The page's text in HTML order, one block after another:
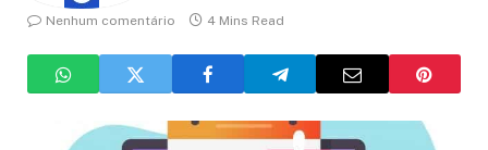
Nenhum comentário
4 Mins Read